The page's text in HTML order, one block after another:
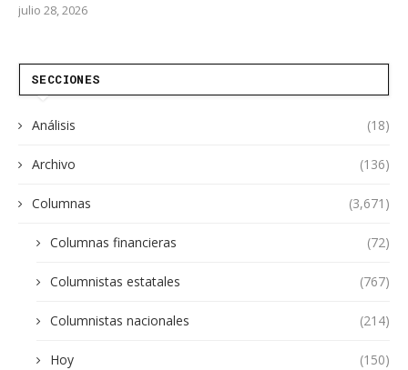
julio 28, 2026
SECCIONES
Análisis (18)
Archivo (136)
Columnas (3,671)
Columnas financieras (72)
Columnistas estatales (767)
Columnistas nacionales (214)
Hoy (150)